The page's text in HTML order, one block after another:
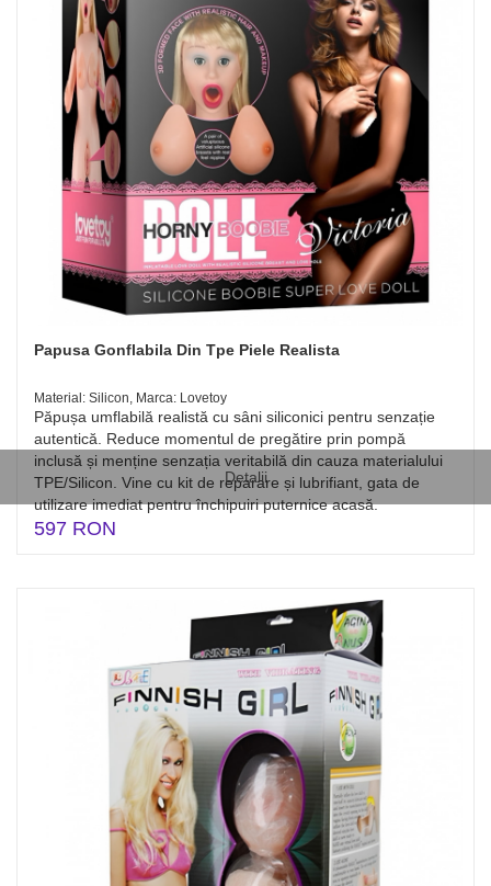
Detalii
Papusa Gonflabila Din Tpe Piele Realista
Material: Silicon, Marca: Lovetoy
Păpușa umflabilă realistă cu sâni siliconici pentru senzație
autentică. Reduce momentul de pregătire prin pompă
inclusă și menține senzația veritabilă din cauza materialului
TPE/Silicon. Vine cu kit de reparare și lubrifiant, gata de
utilizare imediat pentru închipuiri puternice acasă.
597 RON